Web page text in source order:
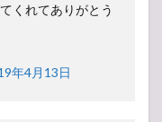
くれてありがとう
年4月13日